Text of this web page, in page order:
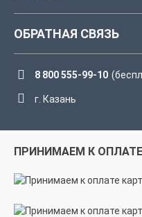
ОБРАТНАЯ СВЯЗЬ
8 800 555-99-10
г. Казань
ПРИНИМАЕМ К ОПЛАТЕ